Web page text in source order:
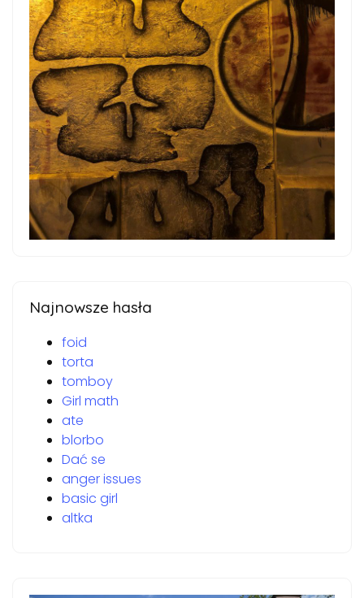
Najnowsze hasła
foid
torta
tomboy
Girl math
ate
blorbo
Dać se
anger issues
basic girl
altka